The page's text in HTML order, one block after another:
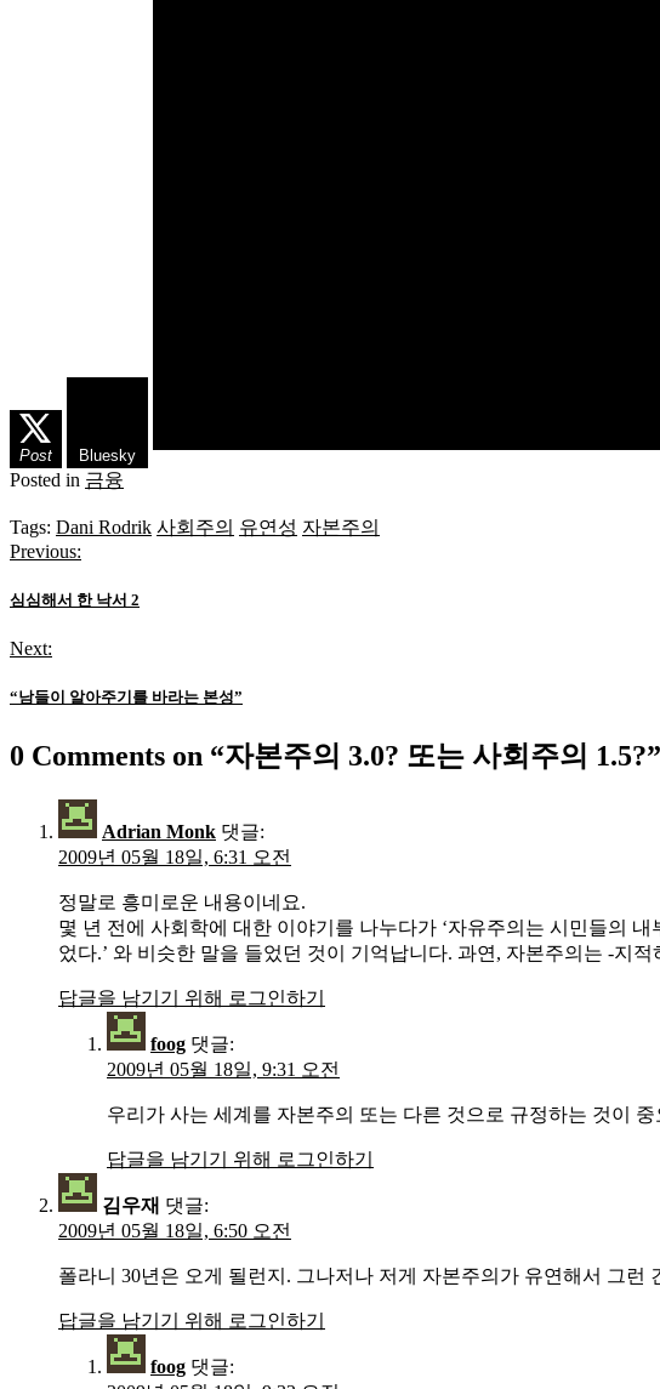
Post Bluesky
Posted in 금융
Tags: Dani Rodrik 사회주의 유연성 자본주의
글
탐
색
Previous:
심심해서 한 낙서 2
Next:
“남들이 알아주기를 바라는 본성”
0 Comments on “자본주의 3.0? 또는 사회주의 1.5?”
Adrian Monk 댓글:
2009년 05월 18일, 6:31 오전
정말로 흥미로운 내용이네요.
몇 년 전에 사회학에 대한 이야기를 나누다가 ‘자유주의는 시민들의
었다.’ 와 비슷한 말을 들었던 것이 기억납니다. 과연, 자본주의는 -지
답글을 남기기 위해 로그인하기
foog 댓글:
2009년 05월 18일, 9:31 오전
우리가 사는 세계를 자본주의 또는 다른 것으로 규정하는 것이
답글을 남기기 위해 로그인하기
김우재 댓글:
2009년 05월 18일, 6:50 오전
폴라니 30년은 오게 될런지. 그나저나 저게 자본주의가 유연해서 그
답글을 남기기 위해 로그인하기
foog 댓글: